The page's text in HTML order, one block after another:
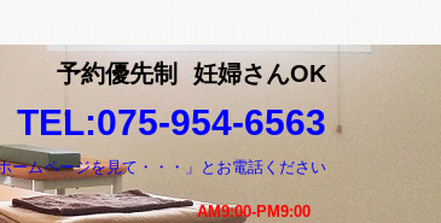
予約優先制 妊婦さんOK
TEL:075-954-6563
ームページを見て・・・」とお電話ください
AM9:00-PM9:00